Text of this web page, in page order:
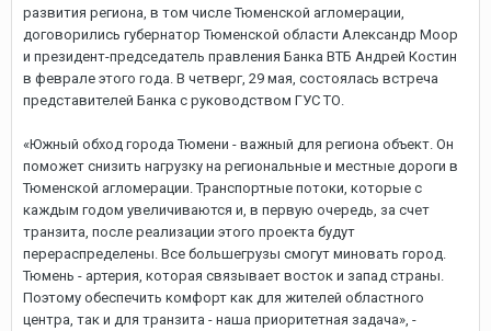
развития региона, в том числе Тюменской агломерации,
договорились губернатор Тюменской области Александр Моор
и президент-председатель правления Банка ВТБ Андрей Костин
в феврале этого года. В четверг, 29 мая, состоялась встреча
представителей Банка с руководством ГУС ТО.
«Южный обход города Тюмени - важный для региона объект. Он
поможет снизить нагрузку на региональные и местные дороги в
Тюменской агломерации. Транспортные потоки, которые с
каждым годом увеличиваются и, в первую очередь, за счет
транзита, после реализации этого проекта будут
перераспределены. Все большегрузы смогут миновать город.
Тюмень - артерия, которая связывает восток и запад страны.
Поэтому обеспечить комфорт как для жителей областного
центра, так и для транзита - наша приоритетная задача», -